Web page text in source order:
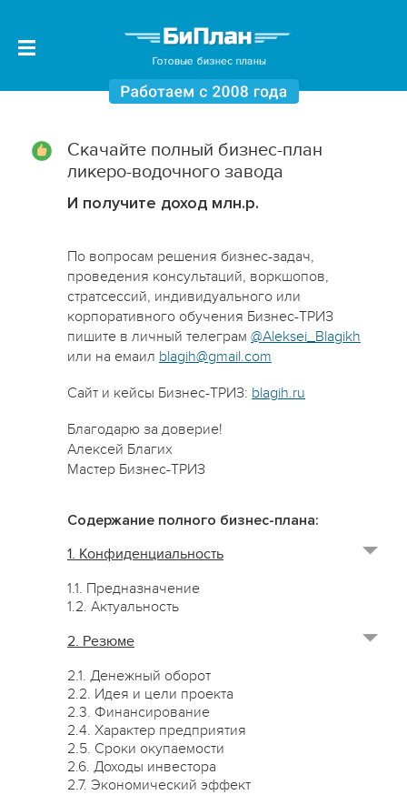
Скачайте полный бизнес-план
ликеро-водочного завода
И получите доход млн.р.
По вопросам решения бизнес-задач,
проведения консультаций, воркшопов,
стратсессий, индивидуального или
корпоративного обучения Бизнес-ТРИЗ
пишите в личный телеграм @Aleksei_Blagikh
или на емаил blagih@gmail.com
Сайт и кейсы Бизнес-ТРИЗ: blagih.ru
Благодарю за доверие!
Алексей Благих
Мастер Бизнес-ТРИЗ
Содержание полного бизнес-плана:
1. Конфиденциальность
1.1. Предназначение
1.2. Актуальность
2. Резюме
2.1. Денежный оборот
2.2. Идея и цели проекта
2.3. Финансирование
2.4. Характер предприятия
2.5. Сроки окупаемости
2.6. Доходы инвестора
2.7. Экономический эффект